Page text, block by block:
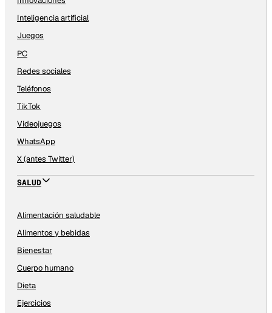
Inteligencia artificial
Juegos
PC
Redes sociales
Teléfonos
TikTok
Videojuegos
WhatsApp
X (antes Twitter)
SALUD
Alimentación saludable
Alimentos y bebidas
Bienestar
Cuerpo humano
Dieta
Ejercicios